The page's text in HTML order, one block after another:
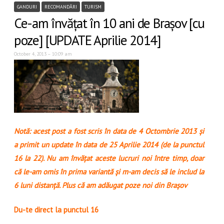
GANDURI RECOMANDĂRI TURISM
Ce-am învățat în 10 ani de Brașov [cu
poze] [UPDATE Aprilie 2014]
October 4, 2013 – 10:09 am
Notă: acest post a fost scris în data de 4 Octombrie 2013 și
a primit un update în data de 25 Aprilie 2014 (de la punctul
16 la 22). Nu am învățat aceste lucruri noi între timp, doar
că le-am omis în prima variantă și m-am decis să le includ la
6 luni distanță. Plus că am adăugat poze noi din Brașov
Du-te direct la punctul 16